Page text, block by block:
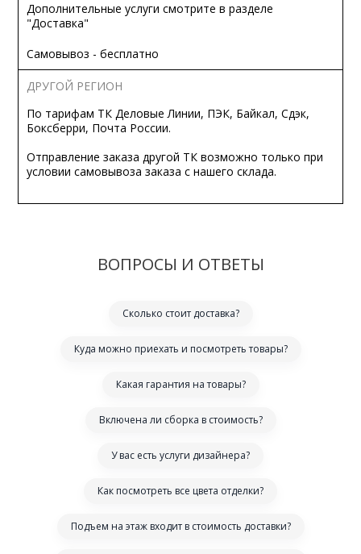
Дополнительные услуги смотрите в разделе
"Доставка"
Самовывоз - бесплатно
ДРУГОЙ РЕГИОН
По тарифам ТК Деловые Линии, ПЭК, Байкал, Сдэк,
Боксберри, Почта России.
Отправление заказа другой ТК возможно только при
условии самовывоза заказа с нашего склада.
ВОПРОСЫ И ОТВЕТЫ
Сколько стоит доставка?
Куда можно приехать и посмотреть товары?
Какая гарантия на товары?
Включена ли сборка в стоимость?
У вас есть услуги дизайнера?
Как посмотреть все цвета отделки?
Подъем на этаж входит в стоимость доставки?